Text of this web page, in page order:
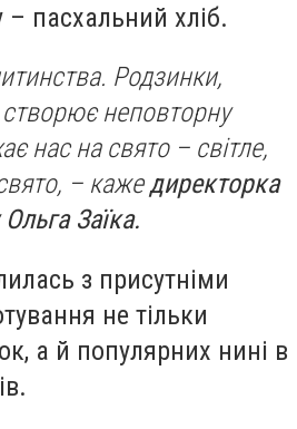
– пасхальний хліб.
Родзинки,
неповторну
нас на свято – світле,
– кажедиректорка
Заїка.
з присутніми
не тільки
а й популярних нині в